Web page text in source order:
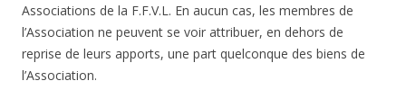
Associations de la F.F.V.L. En aucun cas, les membres de
l’Association ne peuvent se voir attribuer, en dehors de
reprise de leurs apports, une part quelconque des biens de
l’Association.